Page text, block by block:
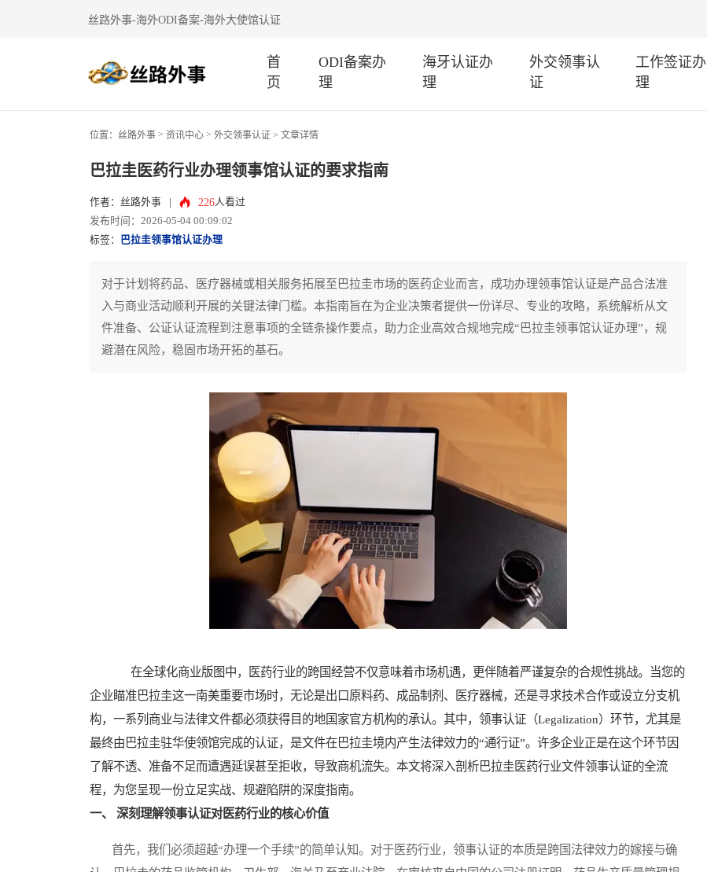
丝路外事-海外ODI备案-海外大使馆认证
首
页
ODI备案办
理
海牙认证办
理
外交领事认
证
工作签证办
理
位置： 丝路外事 > 资讯中心 > 外交领事认证 > 文章详情
巴拉圭医药行业办理领事馆认证的要求指南
作者：丝路外事 226人看过
发布时间：2026-05-04 00:09:02
标签：
巴拉圭领事馆认证办理
对于计划将药品、医疗器械或相关服务拓展至巴拉圭市场的医药企业而言，成功办理领事馆认证是产品合法准
入与商业活动顺利开展的关键法律门槛。本指南旨在为企业决策者提供一份详尽、专业的攻略，系统解析从文
件准备、公证认证流程到注意事项的全链条操作要点，助力企业高效合规地完成“巴拉圭领事馆认证办理”，规
避潜在风险，稳固市场开拓的基石。
在全球化商业版图中，医药行业的跨国经营不仅意味着市场机遇，更伴随着严谨复杂的合规性挑战。当您的
企业瞄准巴拉圭这一南美重要市场时，无论是出口原料药、成品制剂、医疗器械，还是寻求技术合作或设立分支机
构，一系列商业与法律文件都必须获得目的地国家官方机构的承认。其中，领事认证（Legalization）环节，尤其是
最终由巴拉圭驻华使领馆完成的认证，是文件在巴拉圭境内产生法律效力的“通行证”。许多企业正是在这个环节因
了解不透、准备不足而遭遇延误甚至拒收，导致商机流失。本文将深入剖析巴拉圭医药行业文件领事认证的全流
程，为您呈现一份立足实战、规避陷阱的深度指南。
一、 深刻理解领事认证对医药行业的核心价值
首先，我们必须超越“办理一个手续”的简单认知。对于医药行业，领事认证的本质是跨国法律效力的嫁接与确